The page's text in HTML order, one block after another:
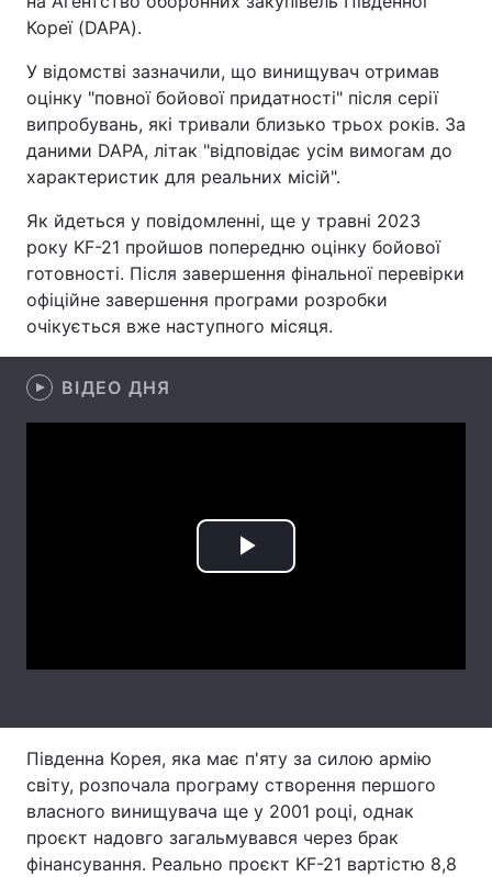
Техно і зв'язок
Зброя Інциденти
Здоров'я Туризм
Цікавинки Погода
Екологія Регіони
Лонгріди
Відео з Youtube
Інтерв'ю
Тема оформлення
Кореї (DAPA).
У відомстві зазначили, що винищувач отримав
оцінку "повної бойової придатності" після серії
випробувань, які тривали близько трьох років. За
даними DAPA, літак "відповідає усім вимогам до
характеристик для реальних місій".
Як йдеться у повідомленні, ще у травні 2023
року KF-21 пройшов попередню оцінку бойової
готовності. Після завершення фінальної перевірки
офіційне завершення програми розробки
очікується вже наступного місяця.
ВІДЕО ДНЯ
Play
Південна Корея, яка має п'яту за силою армію
світу, розпочала програму створення першого
власного винищувача ще у 2001 році, однак
проєкт надовго загальмувався через брак
фінансування. Реально проєкт KF-21 вартістю 8,8